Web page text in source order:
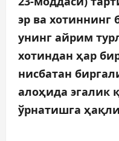
эр ва хотиннинг
унинг айрим
хотиндан ҳар
нисбатан
алоҳида эгалик
ўрнатишга